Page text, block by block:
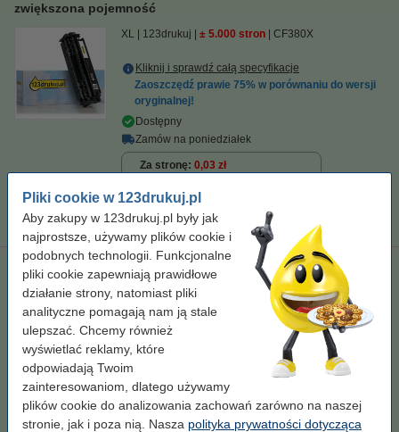
Pliki cookie w 123drukuj.pl
Aby zakupy w 123drukuj.pl były jak
najprostsze, używamy plików cookie i
podobnych technologii. Funkcjonalne
pliki cookie zapewniają prawidłowe
działanie strony, natomiast pliki
analityczne pomagają nam ją stale
ulepszać. Chcemy również
wyświetlać reklamy, które
odpowiadają Twoim
zainteresowaniom, dlatego używamy
plików cookie do analizowania zachowań zarówno na naszej
stronie, jak i poza nią. Nasza polityka prywatności dotycząca
zwiększona pojemność
XL 123drukuj ± 5.000 stron CF380X
Kliknij i sprawdź całą specyfikacje
Zaoszczędź prawie 75% w porównaniu do wersji
oryginalnej!
Dostępny
Zamów na poniedziałek
Za stronę 0,03 zł
149,00 zł
123drukuj zamiennik zestaw promocyjny: HP 312 CF380X,
CF381A, CF382A, CF383A czarny + 3 kolory
standard czarny (1x) i kolorowy (3x)
Kliknij i sprawdź całą specyfikacje
Zamów na poniedziałek
Za stronę 0,04 zł